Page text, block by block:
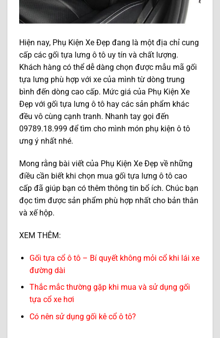
Hiện nay, Phụ Kiện Xe Đẹp đang là một địa chỉ cung
cấp các gối tựa lưng ô tô uy tín và chất lượng.
Khách hàng có thể dễ dàng chọn được mẫu mã gối
tựa lưng phù hợp với xe của mình từ dòng trung
bình đến dòng cao cấp. Mức giá của Phụ Kiện Xe
Đẹp với gối tựa lưng ô tô hay các sản phẩm khác
đều vô cùng cạnh tranh. Nhanh tay gọi đến
09789.18.999 để tìm cho mình món phụ kiện ô tô
ưng ý nhất nhé.
Mong rằng bài viết của Phụ Kiện Xe Đẹp về những
điều cần biết khi chọn mua gối tựa lưng ô tô cao
cấp đã giúp bạn có thêm thông tin bổ ích. Chúc bạn
đọc tìm được sản phẩm phù hợp nhất cho bản thân
và xế hộp.
XEM THÊM:
Gối tựa cổ ô tô – Bí quyết không mỏi cổ khi lái xe
đường dài
Thắc mắc thường gặp khi mua và sử dụng gối
tựa cổ xe hơi
Có nên sử dụng gối kê cổ ô tô?